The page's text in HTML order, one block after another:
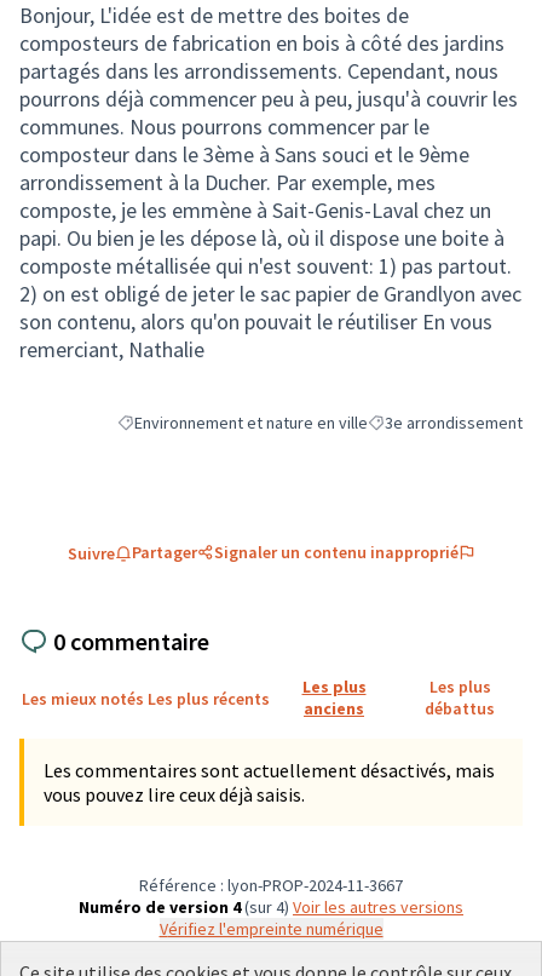
Bonjour, L'idée est de mettre des boites de
composteurs de fabrication en bois à côté des jardins
partagés dans les arrondissements. Cependant, nous
pourrons déjà commencer peu à peu, jusqu'à couvrir les
communes. Nous pourrons commencer par le
composteur dans le 3ème à Sans souci et le 9ème
arrondissement à la Ducher. Par exemple, mes
composte, je les emmène à Sait-Genis-Laval chez un
papi. Ou bien je les dépose là, où il dispose une boite à
composte métallisée qui n'est souvent: 1) pas partout.
2) on est obligé de jeter le sac papier de Grandlyon avec
son contenu, alors qu'on pouvait le réutiliser En vous
remerciant, Nathalie
Filtrer les résultats de la catégorie : Environnement et
Environnement et nature en villeFiltrer les résultats
3e arrondissement
Suivre Partager Signaler un contenu inapproprié
0 commentaire
Les mieux notés Les plus récents
Les plus
anciens
Les plus
débattus
Les commentaires sont actuellement désactivés, mais
vous pouvez lire ceux déjà saisis.
Référence : lyon-PROP-2024-11-3667
Numéro de version 4(sur 4)
voir les autres versions
Vérifiez l'empreinte numérique